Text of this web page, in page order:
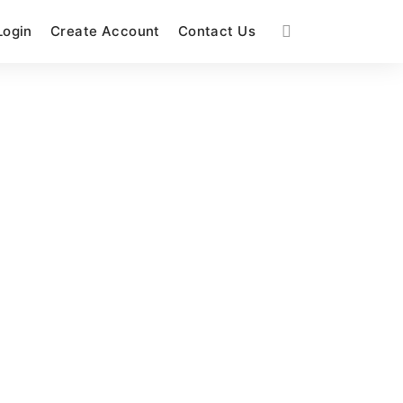
Create Account Contact Us